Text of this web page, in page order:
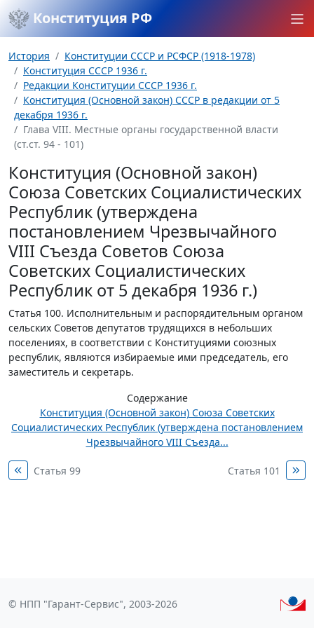
Конституция РФ
История
Конституции СССР и РСФСР (1918-1978)
Конституция СССР 1936 г.
Редакции Конституции СССР 1936 г.
Конституция (Основной закон) СССР в редакции от 5
декабря 1936 г.
Глава VIII. Местные органы государственной власти
(ст.ст. 94 - 101)
Конституция (Основной закон)
Союза Советских Социалистических
Республик (утверждена
постановлением Чрезвычайного
VIII Съезда Советов Союза
Советских Социалистических
Республик от 5 декабря 1936 г.)
Статья 100. Исполнительным и распорядительным органом
сельских Советов депутатов трудящихся в небольших
поселениях, в соответствии с Конституциями союзных
республик, являются избираемые ими председатель, его
заместитель и секретарь.
Содержание
Конституция (Основной закон) Союза Советских
Социалистических Республик (утверждена постановлением
Чрезвычайного VIII Съезда...
Статья 99 Статья 101
© НПП "Гарант-Сервис", 2003-2026